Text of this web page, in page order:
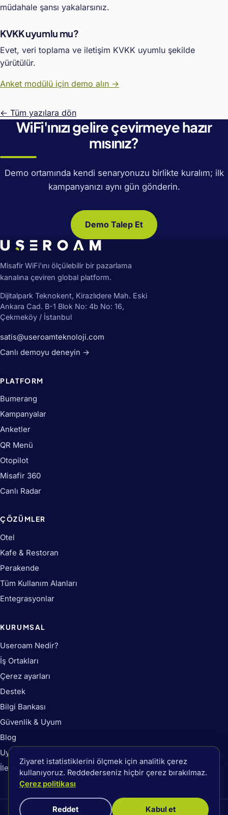
müdahale şansı yakalarsınız.
KVKK uyumlu mu?
Evet, veri toplama ve iletişim KVKK uyumlu şekilde
yürütülür.
Anket modülü için demo alın →
← Tüm yazılara dön
WiFi'ınızı gelire çevirmeye hazır
mısınız?
Demo ortamında kendi senaryonuzu birlikte kuralım; ilk
kampanyanızı aynı gün gönderin.
Demo Talep Et
Misafir WiFi'ını ölçülebilir bir pazarlama
kanalına çeviren global platform.
Dijitalpark Teknokent, Kirazlıdere Mah. Eski
Ankara Cad. B-1 Blok No: 4b No: 16,
Çekmeköy / İstanbul
satis@useroamteknoloji.com
Canlı demoyu deneyin →
PLATFORM
Bumerang
Kampanyalar
Anketler
QR Menü
Otopilot
Misafir 360
Canlı Radar
ÇÖZÜMLER
Otel
Kafe & Restoran
Perakende
Tüm Kullanım Alanları
Entegrasyonlar
KURUMSAL
Useroam Nedir?
İş Ortakları
Çerez ayarları
Destek
Bilgi Bankası
Güvenlik & Uyum
Blog
Uyum Ekibi
İletişim
Ziyaret istatistiklerini ölçmek için analitik çerez
kullanıyoruz. Reddederseniz hiçbir çerez bırakılmaz.
Çerez politikası
Reddet Kabul et